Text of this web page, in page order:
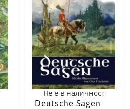
Не е в наличност
Deutsche Sagen